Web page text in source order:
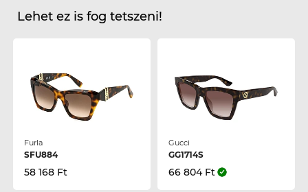
Lehet ez is fog tetszeni!
Furla
SFU884
58 168 Ft
Gucci
GG1714S
66 804 Ft